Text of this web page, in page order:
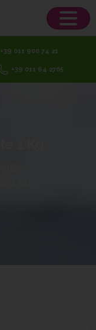
+39 011 900 74 21
+39 011 64 2705